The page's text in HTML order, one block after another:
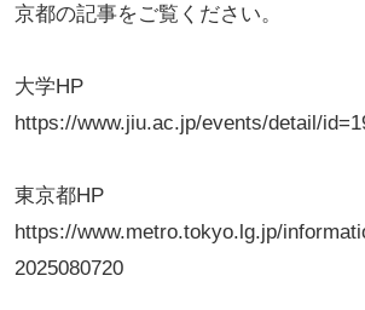
京都の記事をご覧ください。
大学HP
https://www.jiu.ac.jp/events/detail/
東京都HP
https://www.metro.tokyo.lg.jp/
2025080720